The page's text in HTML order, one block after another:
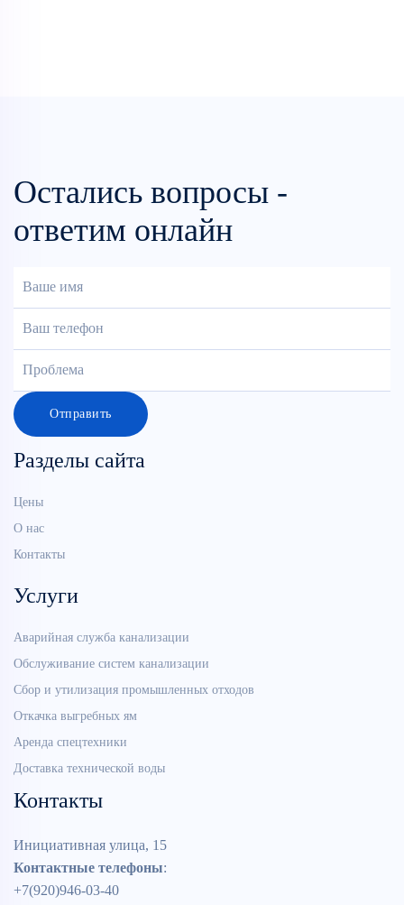
Остались вопросы -
ответим онлайн
Отправить
Разделы сайта
Цены
О нас
Контакты
Услуги
Аварийная служба канализации
Обслуживание систем канализации
Сбор и утилизация промышленных отходов
Откачка выгребных ям
Аренда спецтехники
Доставка технической воды
Контакты
Инициативная улица, 15
Контактные телефоны:
+7(920)946-03-40